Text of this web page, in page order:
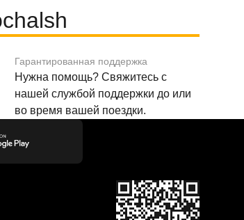
Гарантированная поддержка
Нужна помощь? Свяжитесь с
нашей службой поддержки до или
во время вашей поездки.